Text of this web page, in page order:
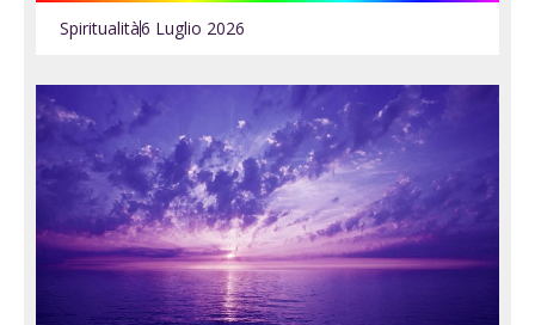
Spiritualità6 Luglio 2026